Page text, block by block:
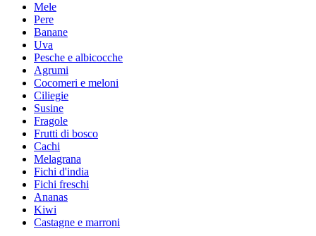
Mele
Pere
Banane
Uva
Pesche e albicocche
Agrumi
Cocomeri e meloni
Ciliegie
Susine
Fragole
Frutti di bosco
Cachi
Melagrana
Fichi d'india
Fichi freschi
Ananas
Kiwi
Castagne e marroni